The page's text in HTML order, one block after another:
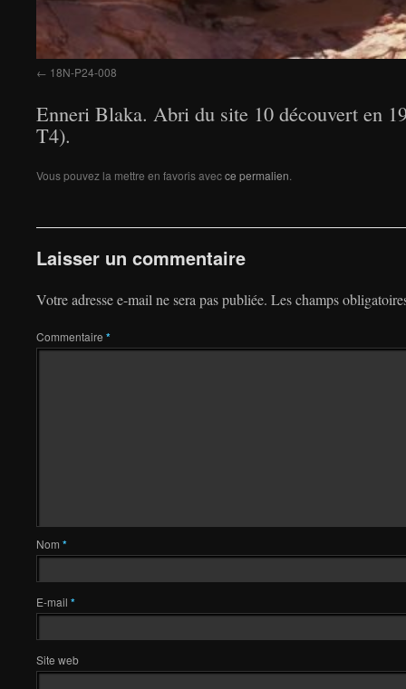
18N-P24-008
Enneri Blaka. Abri du site 10 découvert en
T4).
Vous pouvez la mettre en favoris avecce permalien
Laisser un commentaire
Votre adresse e-mail ne sera pas publiée. Les champs
Commentaire *
Nom *
E-mail *
Site web